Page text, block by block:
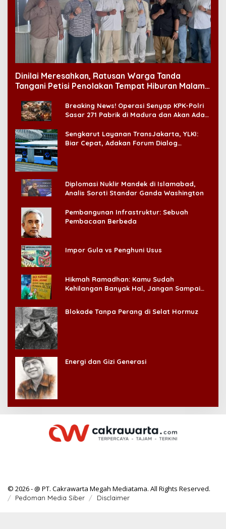
Dinilai Meresahkan, Ratusan Warga Tanda
Tangani Petisi Penolakan Tempat Hiburan Malam
Breaking News! Operasi Senyap KPK-Polri
Sasar 271 Pabrik di Madura dan Akan Ada
Sengkarut Layanan TransJakarta, YLKI:
Biar Cepat, Adakan Forum Dialog
Diplomasi Nuklir Mandek di Islamabad,
Analis Soroti Standar Ganda Washington
Pembangunan Infrastruktur: Sebuah
Pembacaan Berbeda
Impor Gula vs Penghuni Usus
Hikmah Ramadhan: Kamu Sudah
Kehilangan Banyak Hal, Jangan Sampai
Blokade Tanpa Perang di Selat Hormuz
Energi dan Gizi Generasi
© 2026 - @ PT. Cakrawarta Megah Mediatama. All Rights Reserved.
Pedoman Media Siber Disclaimer